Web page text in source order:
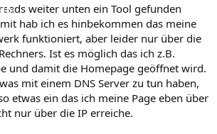
weiter unten ein Tool gefunden
hab ich es hinbekommen das meine
funktioniert, aber leider nur über die
Ist es möglich das ich z.B.
und damit die Homepage geöffnet wird.
mit einem DNS Server zu tun haben,
etwas ein das ich meine Page eben über
nur über die IP erreiche.